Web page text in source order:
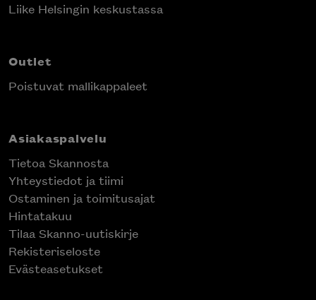
Liike Helsingin keskustassa
Outlet
Poistuvat mallikappaleet
Asiakaspalvelu
Tietoa Skannosta
Yhteystiedot ja tiimi
Ostaminen ja toimitusajat
Hintatakuu
Tilaa Skanno-uutiskirje
Rekisteriseloste
Evästeasetukset